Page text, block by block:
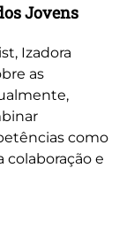
Jovens
Izadora
as
como
colaboração e